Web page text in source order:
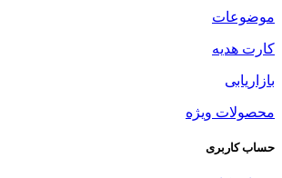
موضوعات
کارت هدیه
بازاریابی
محصولات ویژه
حساب کاربری